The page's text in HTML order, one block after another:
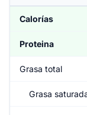
Calorías
Proteina
Grasa total
Grasa